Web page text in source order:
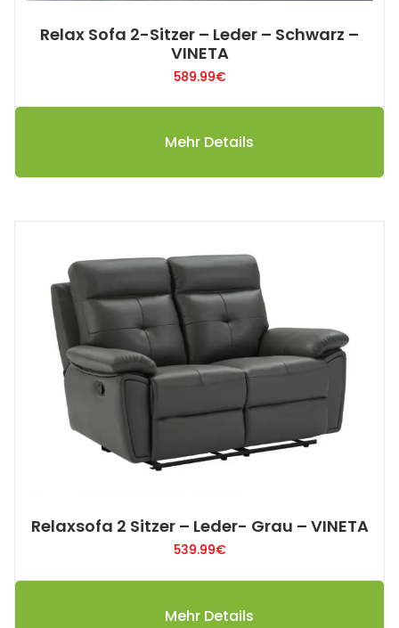
Relax Sofa 2-Sitzer – Leder – Schwarz –
VINETA
589.99€
Mehr Details
Relaxsofa 2 Sitzer – Leder- Grau – VINETA
539.99€
Mehr Details